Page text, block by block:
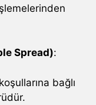
Spread):
bağlı